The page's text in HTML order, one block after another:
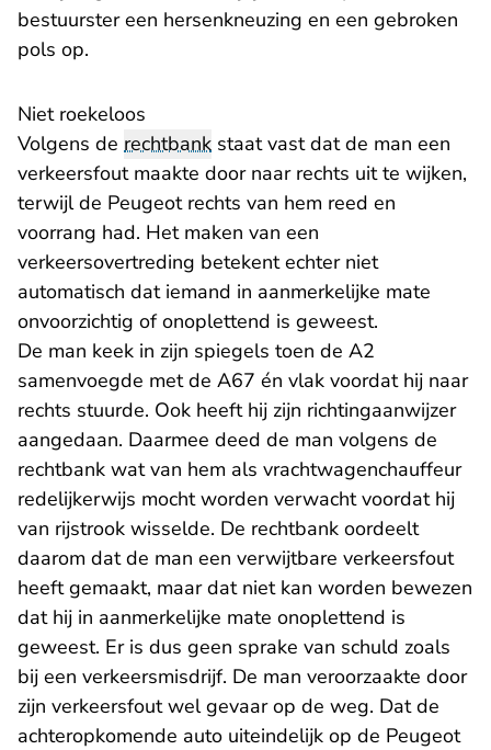
bestuurster een hersenkneuzing en een gebroken
pols op.
Niet roekeloos
Volgens de rechtbank staat vast dat de man een
verkeersfout maakte door naar rechts uit te wijken,
terwijl de Peugeot rechts van hem reed en
voorrang had. Het maken van een
verkeersovertreding betekent echter niet
automatisch dat iemand in aanmerkelijke mate
onvoorzichtig of onoplettend is geweest.
De man keek in zijn spiegels toen de A2
samenvoegde met de A67 én vlak voordat hij naar
rechts stuurde. Ook heeft hij zijn richtingaanwijzer
aangedaan. Daarmee deed de man volgens de
rechtbank wat van hem als vrachtwagenchauffeur
redelijkerwijs mocht worden verwacht voordat hij
van rijstrook wisselde. De rechtbank oordeelt
daarom dat de man een verwijtbare verkeersfout
heeft gemaakt, maar dat niet kan worden bewezen
dat hij in aanmerkelijke mate onoplettend is
geweest. Er is dus geen sprake van schuld zoals
bij een verkeersmisdrijf. De man veroorzaakte door
zijn verkeersfout wel gevaar op de weg. Dat de
achteropkomende auto uiteindelijk op de Peugeot